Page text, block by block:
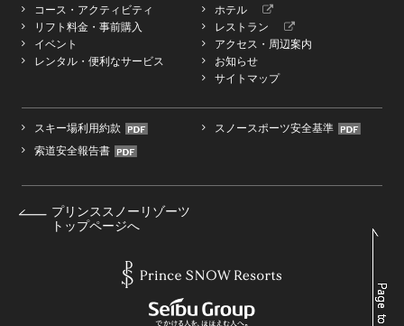
コース・アクティビティ
リフト料金・事前購入
イベント
レンタル・便利なサービス
ホテル
レストラン
アクセス・周辺案内
お知らせ
サイトマップ
スキー場利用約款
スノースポーツ安全基準
索道安全報告書
プリンススノーリゾーツ
トップページへ